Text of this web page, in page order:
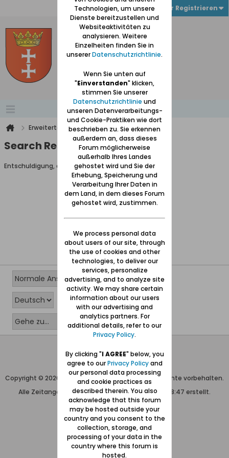
Anmelden oder Registrieren
Erweiterte Suche Suchergebnisse
Search Result
Entschuldigung, du darfst diese Seite nicht aufrufen.
Wolfgang Naujocks MMXXVI
Powered byvBulletin®
Copyright © 2026 MH Sub I, LLC dba vBulletin. Alle Rechte vorbehalten.
Alle Zeitangaben in WEZ+1. Die Seite wurde um 08:47 erstellt.
Technologien, um unsere
Dienste bereitzustellen und
Websiteaktivitäten zu
analysieren. Weitere
Einzelheiten finden Sie in
unsererDatenschutzrichtlinie.
Wenn Sie unten auf
"Einverstanden" klicken,
stimmen Sie unserer
Datenschutzrichtlinie und
unseren Datenverarbeitungs-
und Cookie-Praktiken wie dort
beschrieben zu. Sie erkennen
außerdem an, dass dieses
Forum möglicherweise
außerhalb Ihres Landes
gehostet wird und Sie der
Erhebung, Speicherung und
Verarbeitung Ihrer Daten in
dem Land, in dem dieses Forum
gehostet wird, zustimmen.
We process personal data
about users of our site, through
the use of cookies and other
technologies, to deliver our
services, personalize
advertising, and to analyze site
activity. We may share certain
information about our users
with our advertising and
analytics partners. For
additional details, refer to our
Privacy Policy.
By clicking "I AGREE" below, you
agree to ourPrivacy Policyand
our personal data processing
and cookie practices as
described therein. You also
acknowledge that this forum
may be hosted outside your
country and you consent to the
collection, storage, and
processing of your data in the
country where this forum is
hosted.